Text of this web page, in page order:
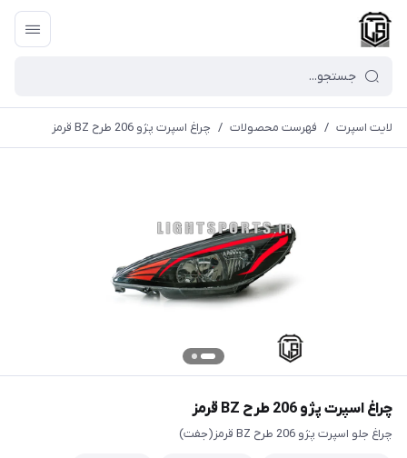
لایت اسپرت / فهرست محصولات / چراغ اسپرت پژو 206 طرح BZ قرمز
چراغ اسپرت پژو 206 طرح BZ قرمز
چراغ جلو اسپرت پژو 206 طرح BZ قرمز(جفت)